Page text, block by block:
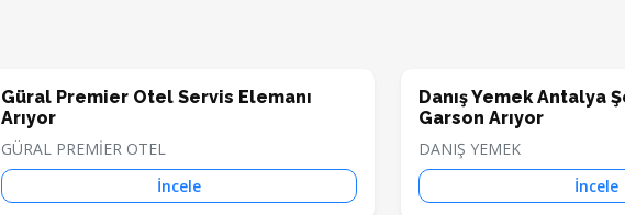
Güral Premier Otel Servis Elemanı
Arıyor
GÜRAL PREMİER OTEL
İncele
Danış Yemek Antalya
Garson Arıyor
DANIŞ YEMEK
İncele